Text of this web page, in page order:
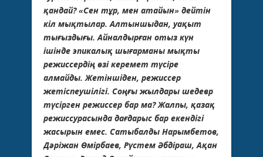
қандай? «Сен тұр, мен атайын» дейтін
кіл мықтылар. Алтыншыдан, уақыт
тығыздығы. Айналдырған отыз күн
ішінде эпикалық шығарманы мықты
режиссердің өзі керемет түсіре
алмайды. Жетіншіден, режиссер
жетіспеушілігі. Соңғы жылдары шедевр
түсірген режис­сер бар ма? Жалпы, қазақ
режиссурасында дағдарыс бар екендігі
жасырын емес. Сатыбалды Нарымбетов,
Дәріжан Өмірбаев, Рүстем Әбдіраш, Ақан